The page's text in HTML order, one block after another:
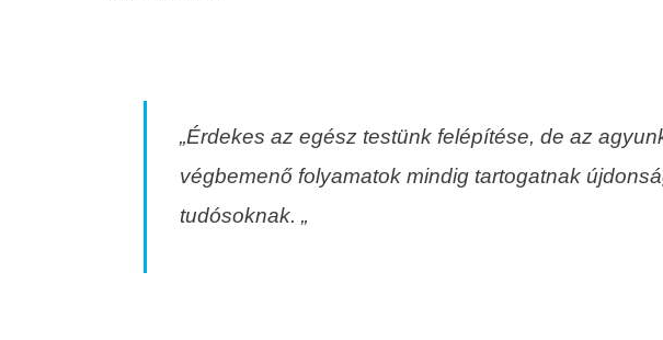
„Érdekes az egész testünk felépítése, de az
végbemenő folyamatok mindig tartogatnak
tudósoknak. „